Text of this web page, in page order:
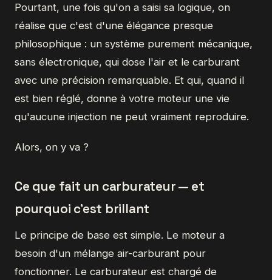
Pourtant, une fois qu'on a saisi sa logique, on
réalise que c'est d'une élégance presque
philosophique : un système purement mécanique,
sans électronique, qui dose l'air et le carburant
avec une précision remarquable. Et qui, quand il
est bien réglé, donne à votre moteur une vie
qu'aucune injection ne peut vraiment reproduire.
Alors, on y va ?
Ce que fait un carburateur — et
pourquoi c'est brillant
Le principe de base est simple. Le moteur a
besoin d'un mélange air-carburant pour
fonctionner. Le carburateur est chargé de